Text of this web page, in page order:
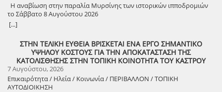
Η αναβίωση στην παραλία Μυρσίνης των ιστορικών ιπποδρομιών
το Σάββατο 8 Αυγούστου 2026
[...]
ΣΤΗΝ ΤΕΛΙΚΗ ΕΥΘΕΙΑ ΒΡΙΣΚΕΤΑΙ ΕΝΑ ΕΡΓΟ ΣΗΜΑΝΤΙΚΟ
ΥΨΗΛΟΥ ΚΟΣΤΟΥΣ ΓΙΑ ΤΗΝ ΑΠΟΚΑΤΑΣΤΑΣΗ ΤΗΣ
ΚΑΤΟΛΙΣΘΗΣΗΣ ΣΤΗΝ ΤΟΠΙΚΗ ΚΟΙΝΟΤΗΤΑ ΤΟΥ ΚΑΣΤΡΟΥ
7 Αυγούστου, 2026
Επικαιρότητα / Ηλεία / Κοινωνία / ΠΕΡΙΒΑΛΛΟΝ / ΤΟΠΙΚΗ
ΑΥΤΟΔΙΟΙΚΗΣΗ